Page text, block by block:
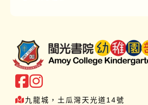
九龍城，土瓜灣天光道14號